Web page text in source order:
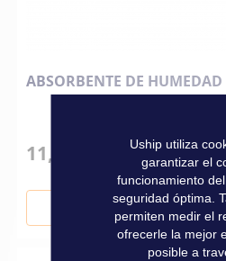
ABSORBENTE DE HUMEDAD
11,90 €
Añadir al
Uship utiliza
garantizar el
funcionamiento
seguridad óptima.
permiten medir el
ofrecerle la mejor
posible a